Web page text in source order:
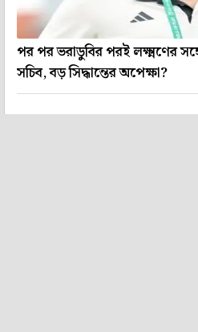
পর পর ভরাডুবির পরই লক্ষ্মণের
সচিব, বড় সিদ্ধান্তের অপেক্ষা?